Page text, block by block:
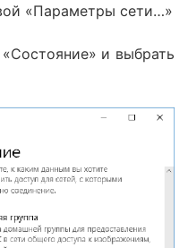
«Параметры сети…»
и выбрать